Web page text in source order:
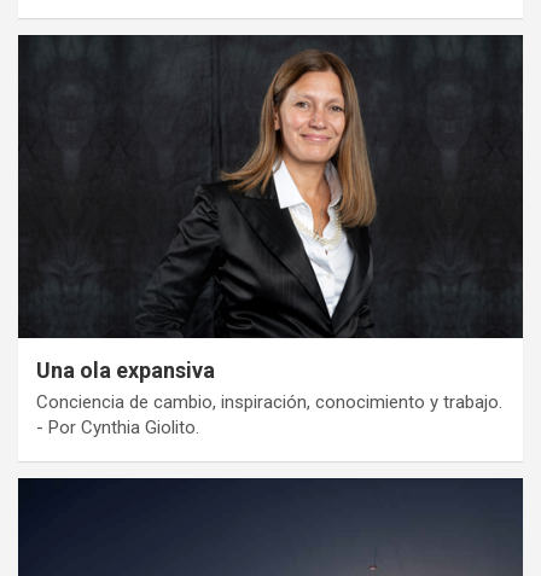
Una ola expansiva
Conciencia de cambio, inspiración, conocimiento y trabajo.
- Por Cynthia Giolito.